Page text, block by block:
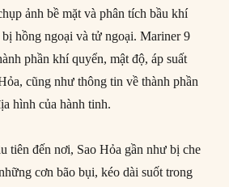
ảnh bề mặt và phân tích bầu khí
bị hồng ngoại và tử ngoại. Mariner 9
phần khí quyển, mật độ, áp suất
cũng như thông tin về thành phần
hình của hành tinh.
tiên đến nơi, Sao Hỏa gần như bị che
cơn bão bụi, kéo dài suốt trong